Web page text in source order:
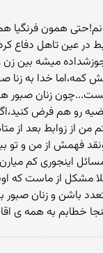
در عین تاهل دفاع
میشه بین
زنان صبور
من از زوابط بعد از
اینجوری كم
از ماست كه
باشن و زنان
خطابم به همه ی